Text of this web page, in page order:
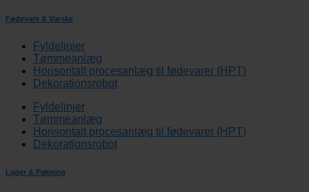
Fødevare & Væske
Fyldelinjer
Tømmeanlæg
Horisontalt procesanlæg til fødevarer (HPT)
Dekorationsrobot
Fyldelinjer
Tømmeanlæg
Horisontalt procesanlæg til fødevarer (HPT)
Dekorationsrobot
Lager & Pakning